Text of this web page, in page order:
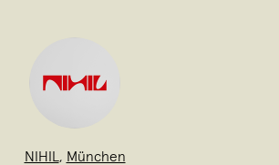
NIHIL , München